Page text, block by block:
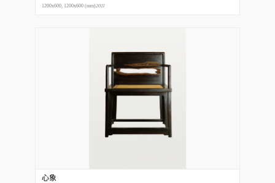
1200x600, 1200x600 (mm)2011
心象